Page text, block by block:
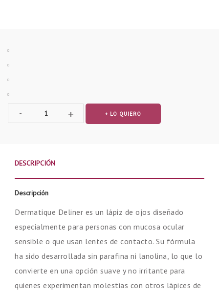
a
- + + LO QUIERO
DESCRIPCIÓN
Descripción
Dermatique Deliner es un lápiz de ojos diseñado
especialmente para personas con mucosa ocular
sensible o que usan lentes de contacto. Su fórmula
ha sido desarrollada sin parafina ni lanolina, lo que lo
convierte en una opción suave y no irritante para
quienes experimentan molestias con otros lápices de